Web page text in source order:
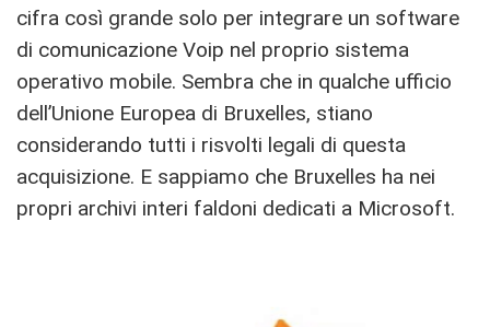
cifra così grande solo per integrare un software
di comunicazione Voip nel proprio sistema
operativo mobile. Sembra che in qualche ufficio
dell’Unione Europea di Bruxelles, stiano
considerando tutti i risvolti legali di questa
acquisizione. E sappiamo che Bruxelles ha nei
propri archivi interi faldoni dedicati a Microsoft.